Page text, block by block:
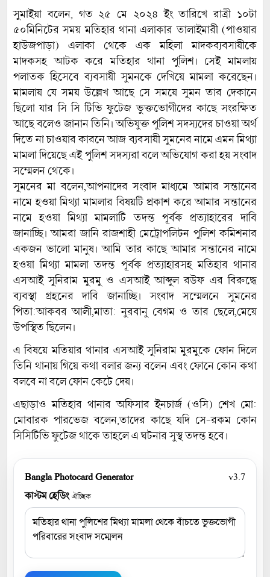
সুমাইয়া বলেন, গত ২৫ মে ২০২৪ ইং তারিখে রাত্রী ১০টা
৫০মিনিটের সময় মতিহার থানা এলাকার তালাইমারী (পাওয়ার
হাউজপাড়া) এলাকা থেকে এক মহিলা মাদকব্যবসায়ীকে
মাদকসহ আটক করে মতিহার থানা পুলিশ। সেই মামলায়
পলাতক হিসেবে ব্যবসায়ী সুমনকে দেখিয়ে মামলা করেছেন।
মামলায় যে সময় উল্লেখ আছে সে সময়ে সুমন তার দেকানে
ছিলো যার সি সি টিভি ফুটেজ ভুক্তভোগীদের কাছে সংরক্ষিত
আছে বলেও জানান তিনি। অভিযুক্ত পুলিশ সদস্যদের চাওয়া অর্থ
দিতে না চাওয়ার কারনে আজ ব্যবসায়ী সুমনের নামে এমন মিথ্যা
মামলা দিয়েছে এই পুলিশ সদস্যরা বলে অভিযোগ করা হয় সংবাদ
সম্মেলন থেকে।
সুমনের মা বলেন,আপনাদের সংবাদ মাধ্যমে আমার সন্তানের
নামে হওয়া মিথ্যা মামলার বিষয়টি প্রকাশ করে আমার সন্তানের
নামে হওয়া মিথ্যা মামলাটি তদন্ত পূর্বক প্রত্যাহারের দাবি
জানাচ্ছি। আমরা জানি রাজশাহী মেট্রোপলিটন পুলিশ কমিশনার
একজন ভালো মানুষ। আমি তার কাছে আমার সন্তানের নামে
হওয়া মিথ্যা মামলা তদন্ত পূর্বক প্রত্যাহারসহ মতিহার থানার
এসআই সুনিরাম মুরমু ও এসআই আব্দুল রউফ এর বিরুদ্ধে
ব্যবস্থা গ্রহনের দাবি জানাচ্ছি। সংবাদ সম্মেলনে সুমনের
পিতা:আকবর আলী,মাতা: নুরবানু বেগম ও তার ছেলে,মেয়ে
উপস্থিত ছিলেন।
এ বিষয়ে মতিয়ার থানার এসআই সুনিরাম মুরমুকে ফোন দিলে
তিনি থানায় গিয়ে কথা বলার জন্য বলেন এবং ফোনে কোন কথা
বলবে না বলে ফোন কেটে দেয়।
এছাড়াও মতিহার থানার অফিসার ইনচার্জ (ওসি) শেখ মো:
মোবারক পারভেজ বলেন,তাদের কাছে যদি সে-রকম কোন
সিসিটিভি ফুটেজ থাকে তাহলে এ ঘটনার সুস্থ তদন্ত হবে।
Bangla Photocard Generator
v3.7
কাস্টম হেডিংঐচ্ছিক